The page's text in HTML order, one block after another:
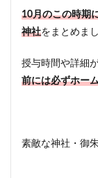
10月のこの時期
神社をまとめまし
授与時間や詳細
前には必ずホー
素敵な神社・御